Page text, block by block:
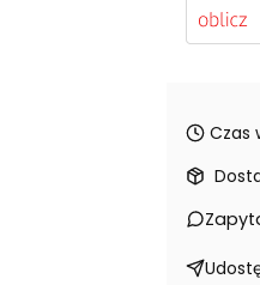
Czas